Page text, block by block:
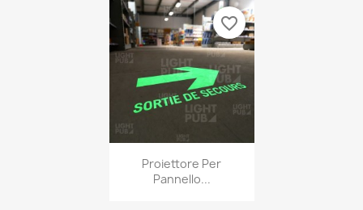
Proiettore Per
Pannello...
favorite_border